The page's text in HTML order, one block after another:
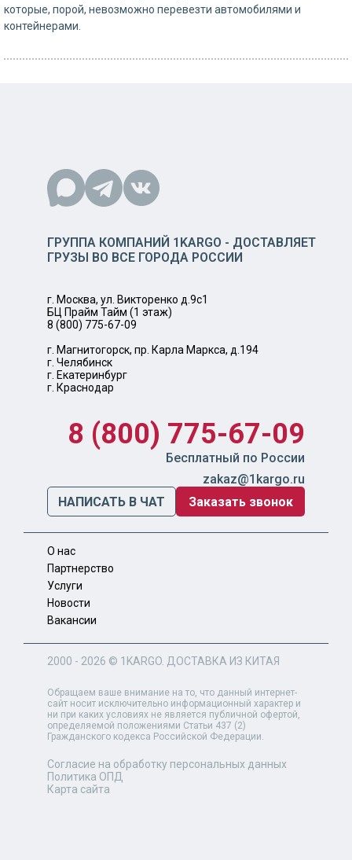
которые, порой, невозможно перевезти автомобилями и
контейнерами.
ГРУППА КОМПАНИЙ 1KARGO - ДОСТАВЛЯЕТ
ГРУЗЫ ВО ВСЕ ГОРОДА РОССИИ
г. Москва, ул. Викторенко д.9с1
БЦ Прайм Тайм (1 этаж)
8 (800) 775-67-09
г. Магнитогорск, пр. Карла Маркса, д.194
г. Челябинск
г. Екатеринбург
г. Краснодар
8 (800) 775-67-09
Бесплатный по России
zakaz@1kargo.ru
НАПИСАТЬ В ЧАТ
Заказать звонок
О нас
Партнерство
Услуги
Новости
Вакансии
2000 - 2026 © 1KARGO . ДОСТАВКА ИЗ КИТАЯ
Обращаем ваше внимание на то, что данный интернет-
сайт носит исключительно информационный характер и
ни при каких условиях не является публичной офертой,
определяемой положениями Статьи 437 (2)
Гражданского кодекса Российской Федерации.
Согласие на обработку персональных данных
Политика ОПД
Карта сайта